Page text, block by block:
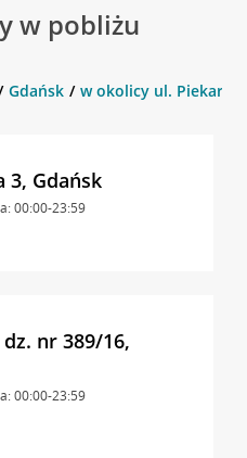
w pobliżu
Gdańsk w okolicy ul.
3, Gdańsk
00:00-23:59
nr 389/16,
00:00-23:59